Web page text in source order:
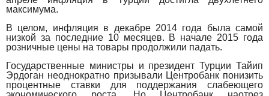
максимума.
В целом, инфляция в декабре 2014 года была самой
низкой за последние 10 месяцев. В начале 2015 года
розничные цены на товары продолжили падать.
Государственные министры и президент Турции Тайип
Эрдоган неоднократно призывали Центробанк понизить
процентные ставки для поддержания слабеющего